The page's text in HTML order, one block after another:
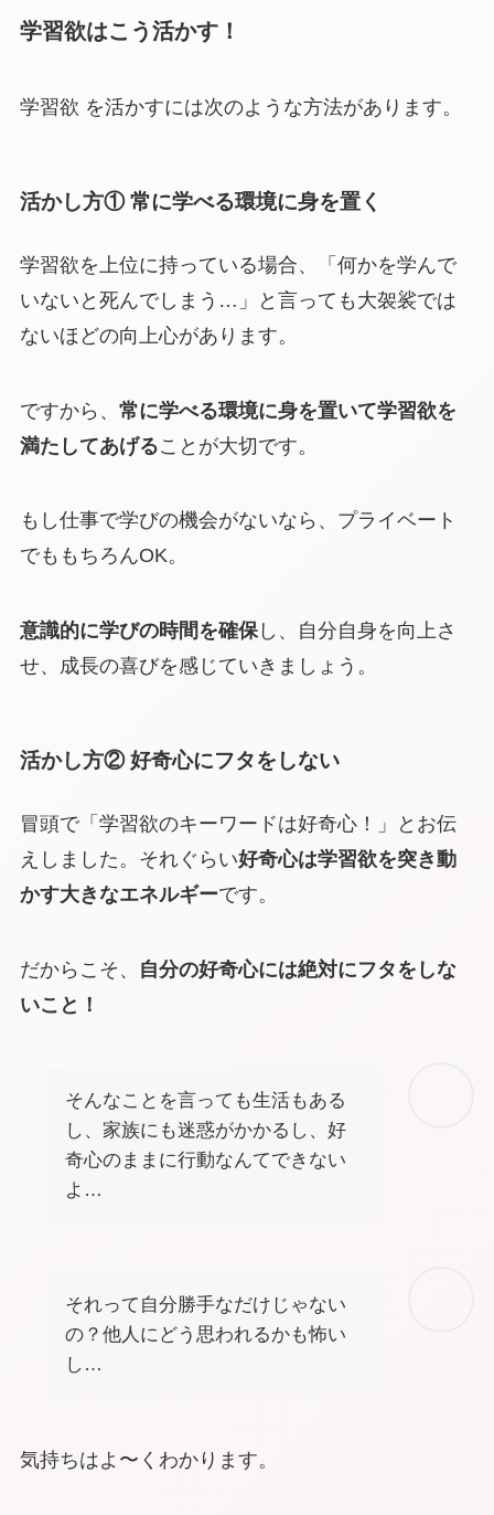
学習欲はこう活かす！
学習欲 を活かすには次のような方法があります。
活かし方① 常に学べる環境に身を置く
学習欲を上位に持っている場合、「何かを学んで
いないと死んでしまう…」と言っても大袈裟では
ないほどの向上心があります。
ですから、 常に学べる環境に身を置いて学習欲を
満たしてあげることが大切です。
もし仕事で学びの機会がないなら、プライベート
でももちろんOK。
意識的に学びの時間を確保し、自分自身を向上さ
せ、成長の喜びを感じていきましょう。
活かし方② 好奇心にフタをしない
冒頭で「学習欲のキーワードは好奇心！」とお伝
えしました。それぐらい好奇心は学習欲を突き動
かす大きなエネルギーです。
だからこそ、
自分の好奇心には絶対にフタをしな
いこと！
そんなことを言っても生活もある
し、家族にも迷惑がかかるし、好
奇心のままに行動なんてできない
よ…
それって自分勝手なだけじゃない
の？他人にどう思われるかも怖い
し…
気持ちはよ〜くわかります。